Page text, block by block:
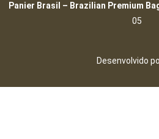
Panier Brasil – Brazilian Premium
05
Desenvolvido